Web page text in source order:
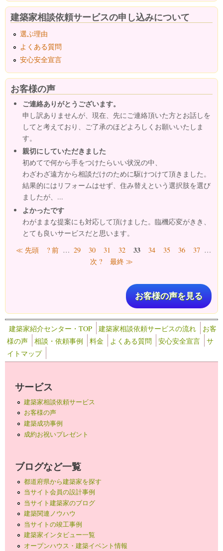
建築家相談依頼サービスの申し込みについて
選ぶ理由
よくある質問
安心安全宣言
お客様の声
ご連絡ありがとうございます。
申し訳ありませんが、現在、先にご連絡頂いた方とお話しを
してと考えており、ご了承のほどよろしくお願いいたしま
す。
親切にしていただきました
初めてで何から手をつけたらいい状況の中、
わざわざ遠方から相談だけのために駆けつけて頂きました。
結果的にはリフォームはせず、住み替えという選択肢を選び
ましたが、...
よかったです
わがままな提案にも対応して頂けました。臨機応変がきき、
とても良いサービスだと思います。
ページ
≪ 先頭 ? 前 … 29 30 31 32 33 34 35 36 37 …
次 ?
最終 ≫
お客様の声を見る
建築家紹介センター・TOP 建築家相談依頼サービスの流れ
お客
様の声
相談・依頼事例 料金 よくある質問 安心安全宣言
サ
イトマップ
サービス
建築家相談依頼サービス
お客様の声
建築成功事例
成約お祝いプレゼント
ブログなど一覧
都道府県から建築家を探す
当サイト会員の設計事例
当サイト建築家のブログ
建築関連ノウハウ
当サイトの竣工事例
建築家インタビュー一覧
オープンハウス・建築イベント情報